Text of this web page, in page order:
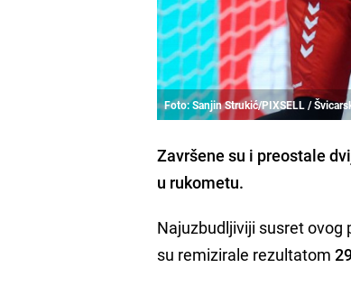
Foto: Sanjin Strukić/PIXSELL /
Završene su i preostale
u rukometu.
Najuzbudljiviji susret
su remizirale rezultatom